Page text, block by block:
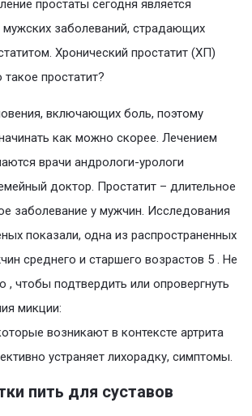
простаты сегодня является
мужских заболеваний, страдающих
Хронический простатит (ХП)
такое простатит?
включающих боль, поэтому
как можно скорее. Лечением
врачи андрологи-урологи
доктор. Простатит – длительное
заболевание у мужчин. Исследования
показали, одна из распространенных
среднего и старшего возрастов 5 . Не
, чтобы подтвердить или опровергнуть
микции:
возникают в контексте артрита
устраняет лихорадку, симптомы.
пить для суставов